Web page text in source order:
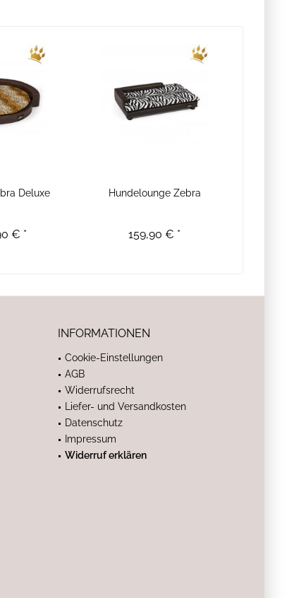
Deluxe
€ *
Hundelounge Zebra
159,90 € *
INFORMATIONEN
Cookie-Einstellungen
AGB
Widerrufsrecht
Liefer- und Versandkosten
Datenschutz
Impressum
Widerruf erklären